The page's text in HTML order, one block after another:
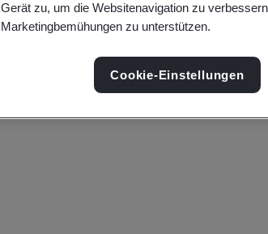
Gerät zu, um die Websitenavigation zu
Marketingbemühungen zu unterstützen.
Cookie-Einstellungen